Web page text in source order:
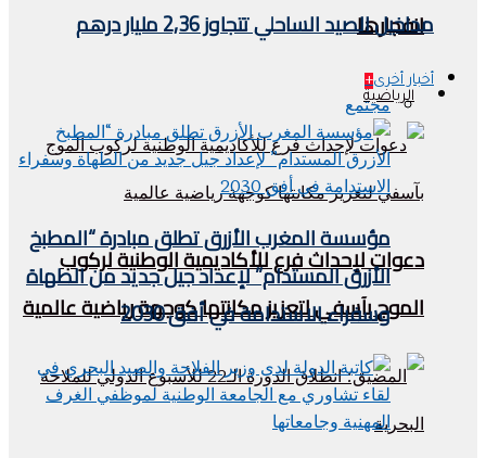
انفجارها
الرياضية
دعوات لإحداث فرع للأكاديمية الوطنية لركوب
الموج بآسفي لتعزيز مكانتها كوجهة رياضية عالمية
مداخيل الصيد الساحلي تتجاوز 2,36 مليار درهم
أخبار أخرى+
مجتمع
مؤسسة المغرب الأزرق تطلق مبادرة “المطبخ
الأزرق المستدام” لإعداد جيل جديد من الطهاة
وسفراء الاستدامة في أفق 2030